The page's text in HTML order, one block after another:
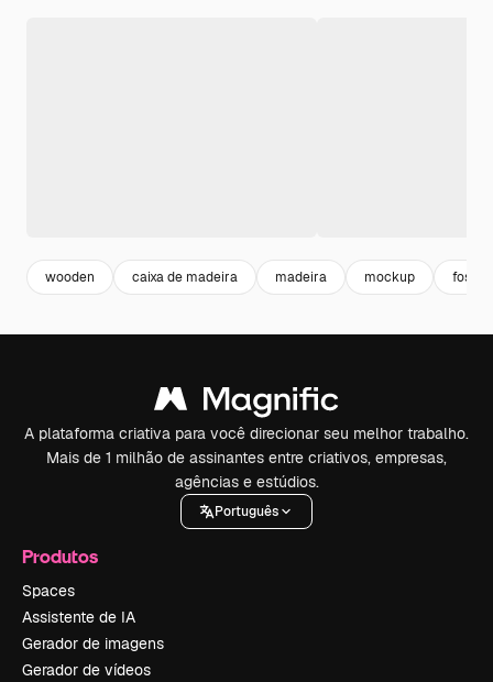
wooden caixa de madeira madeira mockup
A plataforma criativa para você direcionar seu melhor trabalho.
Mais de 1 milhão de assinantes entre criativos, empresas,
agências e estúdios.
Português
Produtos
Spaces
Assistente de IA
Gerador de imagens
Gerador de vídeos